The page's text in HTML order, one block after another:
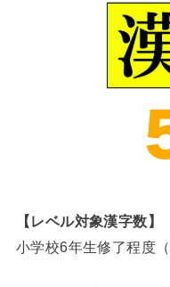
【レベル対象漢字数】
小学校6年生修了程度（